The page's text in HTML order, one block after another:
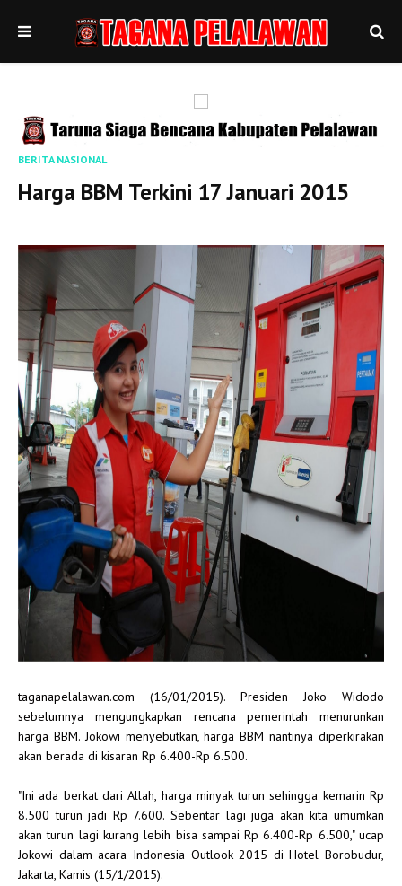
BERITA NASIONAL
Harga BBM Terkini 17 Januari 2015
taganapelalawan.com (16/01/2015). Presiden Joko Widodo
sebelumnya mengungkapkan rencana pemerintah menurunkan
harga BBM. Jokowi menyebutkan, harga BBM nantinya diperkirakan
akan berada di kisaran Rp 6.400-Rp 6.500.
"Ini ada berkat dari Allah, harga minyak turun sehingga kemarin Rp
8.500 turun jadi Rp 7.600. Sebentar lagi juga akan kita umumkan
akan turun lagi kurang lebih bisa sampai Rp 6.400-Rp 6.500," ucap
Jokowi dalam acara Indonesia Outlook 2015 di Hotel Borobudur,
Jakarta, Kamis (15/1/2015).